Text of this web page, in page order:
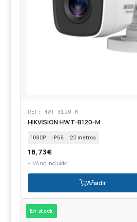
REF: HWT-B120-M
HIKVISION HWT-B120-M
1080P IP66 20 metros
18,73€
- IVA no incluido
Añadir
En stock